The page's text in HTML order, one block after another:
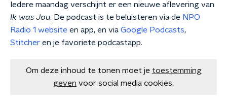
Iedere maandag verschijnt er een nieuwe aflevering van
Ik was Jou. De podcast is te beluisteren via de NPO
Radio 1 website en app, en via Google Podcasts,
Stitcher en je favoriete podcastapp.
Om deze inhoud te tonen moet je toestemming
geven voor social media cookies.